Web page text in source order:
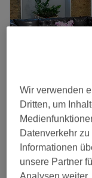
Hello Nails &
4,6
Kreuzberg,
50 Min. - 1 Std.
Wir verwenden
Dritten, um
Datenverkehr
Informationen
unsere Partner